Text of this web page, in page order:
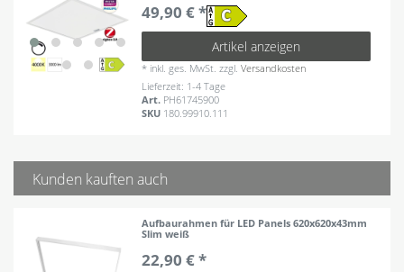
49,90 € *
Artikel anzeigen
* inkl. ges. MwSt. zzgl.Versandkosten
Lieferzeit: 1-4 Tage
Art. PH61745900
SKU 180.99910.111
Kunden kauften auch
Aufbaurahmen für LED Panels 620x620x43mm
Slim weiß
22,90 € *